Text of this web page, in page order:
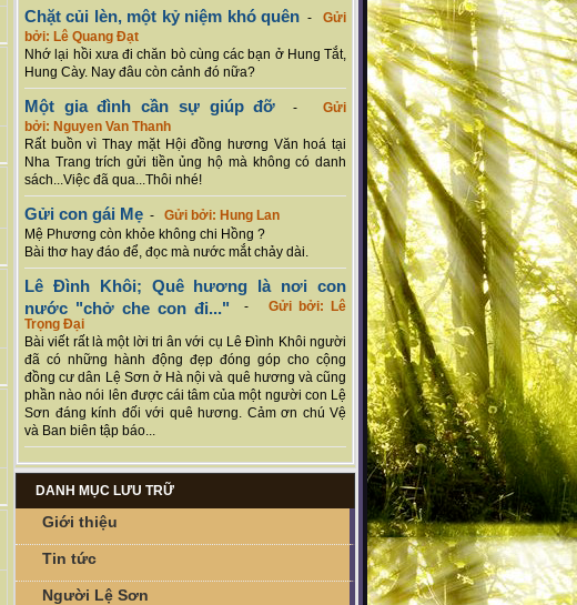
Chặt củi lèn, một kỷ niệm khó quên-Gửi
bởi: Lê Quang Đạt
Nhớ lại hồi xưa đi chăn bò cùng các bạn ở Hung Tắt,
Hung Cày. Nay đâu còn cảnh đó nữa?
Một gia đình cần sự giúp đỡ -Gửi
bởi: Nguyen Van Thanh
Rất buồn vì Thay mặt Hội đồng hương Văn hoá tại
Nha Trang trích gửi tiền ủng hộ mà không có danh
sách...Việc đã qua...Thôi nhé!
Gửi con gái Mẹ - Gửi bởi: Hung Lan
Mệ Phương còn khỏe không chi Hồng ?
Bài thơ hay đáo để, đọc mà nước mắt chảy dài.
Lê Đình Khôi; Quê hương là nơi con
nước "chở che con đi..." - Gửi bởi: Lê
Trọng Đại
Bài viết rất là một lời tri ân với cụ Lê Đình Khôi người
đã có những hành động đẹp đóng góp cho cộng
đồng cư dân Lệ Sơn ở Hà nội và quê hương và cũng
phần nào nói lên được cái tâm của một người con Lệ
Sơn đáng kính đối với quê hương. Cảm ơn chú Vệ
và Ban biên tập báo...
DANH MỤC LƯU TRỮ
Giới thiệu
Tin tức
Người Lệ Sơn